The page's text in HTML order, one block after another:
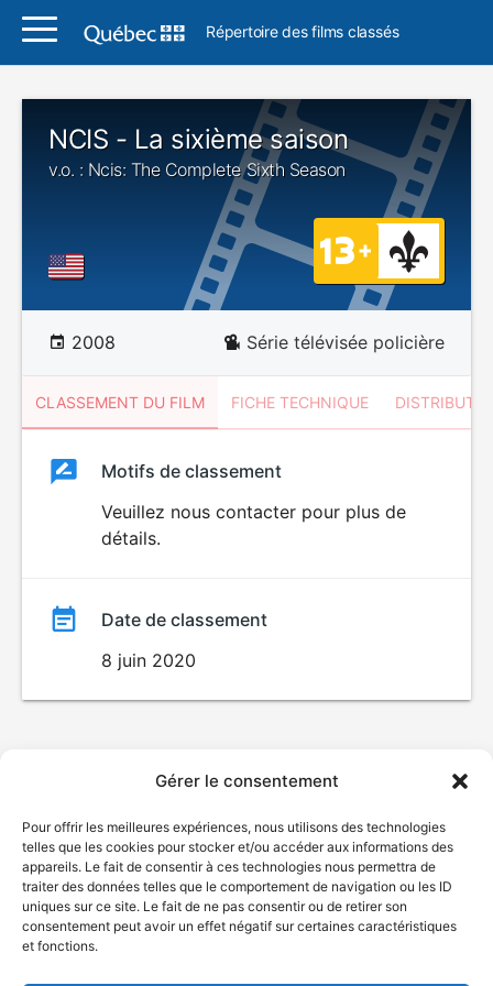
Gérer le consentement
Pour offrir les meilleures expériences, nous utilisons des technologies
telles que les cookies pour stocker et/ou accéder aux informations des
appareils. Le fait de consentir à ces technologies nous permettra de
traiter des données telles que le comportement de navigation ou les ID
uniques sur ce site. Le fait de ne pas consentir ou de retirer son
consentement peut avoir un effet négatif sur certaines caractéristiques
et fonctions.
Répertoire des films classés
NCIS - La sixième saison
v.o. : Ncis: The Complete Sixth Season
2008 Série télévisée policière
CLASSEMENT DU FILM FICHE TECHNIQUE
ClassementClassement
Motifs de classement
Veuillez nous contacter pour plus de
détails.
Date de classement
8 juin 2020